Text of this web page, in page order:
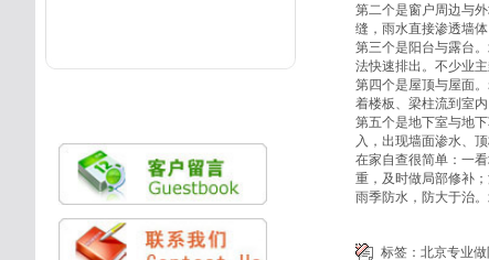
第二个是窗户周边与
缝，雨水直接渗透墙
第三个是阳台与露台
法快速排出。不少业
第四个是屋顶与屋面
着楼板、梁柱流到室
第五个是地下室与地
入，出现墙面渗水、
在家自查很简单：一
重，及时做局部修补
雨季防水，防大于治
标签： 北京专业